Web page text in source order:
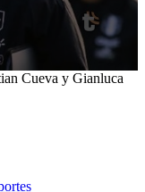
Cueva y Gianluca